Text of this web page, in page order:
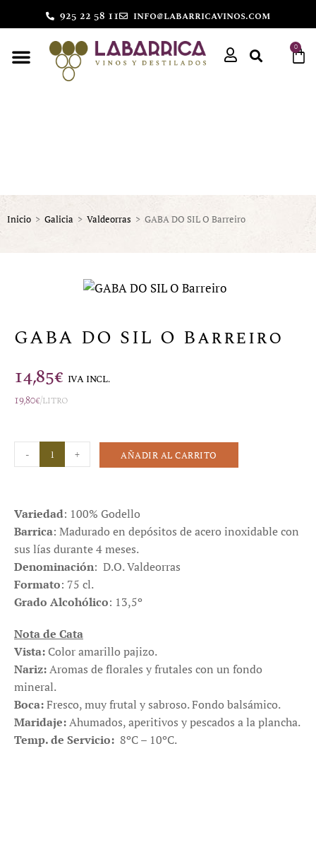
925 22 58 11 info@labarricavinos.com
0
Inicio > Galicia > Valdeorras > GABA DO SIL O Barreiro
GABA DO SIL O Barreiro
14,85€ IVA INCL.
19,80€/litro
- + AÑADIR AL CARRITO
Variedad: 100% Godello
Barrica: Madurado en depósitos de acero inoxidable con
sus lías durante 4 meses.
Denominación: D.O. Valdeorras
Formato: 75 cl.
Grado Alcohólico: 13,5º
Nota de Cata
Vista: Color amarillo pajizo.
Nariz:Aromas de florales y frutales con un fondo
mineral.
Boca:Fresco, muy frutal y sabroso. Fondo balsámico.
Maridaje:Ahumados, aperitivos y pescados a la plancha.
Temp. de Servicio: 8ºC – 10ºC.